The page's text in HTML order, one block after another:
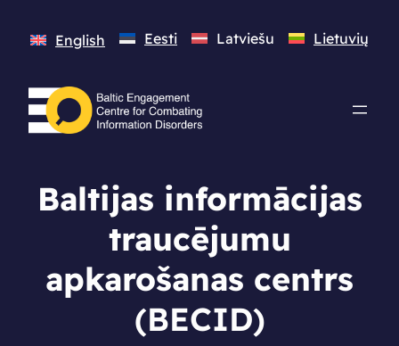
English Eesti Latviešu Lietuvių
Baltijas informācijas
traucējumu
apkarošanas centrs
(BECID)